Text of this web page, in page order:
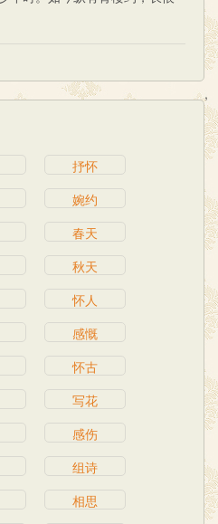
抒怀
婉约
春天
秋天
怀人
感慨
怀古
写花
感伤
组诗
相思
,